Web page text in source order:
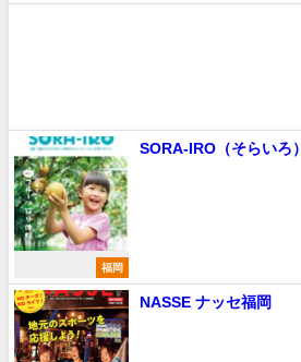
福岡
SORA-IRO（そらいろ）
NASSE ナッセ福岡